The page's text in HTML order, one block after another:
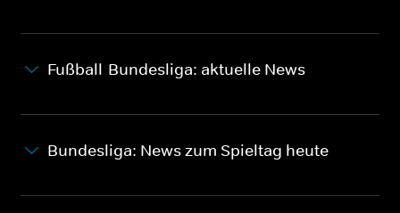
Fußball-Bundesliga: aktuelle News
Bundesliga: News zum Spieltag heute